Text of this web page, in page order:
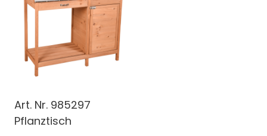
Art. Nr. 985297
Pflanztisch